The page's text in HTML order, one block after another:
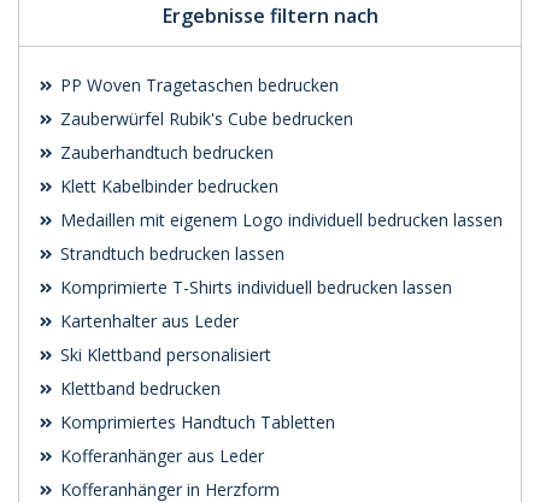
Ergebnisse filtern nach
PP Woven Tragetaschen bedrucken
Zauberwürfel Rubik's Cube bedrucken
Zauberhandtuch bedrucken
Klett Kabelbinder bedrucken
Medaillen mit eigenem Logo individuell bedrucken lassen
Strandtuch bedrucken lassen
Komprimierte T-Shirts individuell bedrucken lassen
Kartenhalter aus Leder
Ski Klettband personalisiert
Klettband bedrucken
Komprimiertes Handtuch Tabletten
Kofferanhänger aus Leder
Kofferanhänger in Herzform